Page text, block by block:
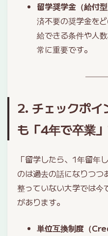
留学奨学金（給付
済不要の奨学金を
給できる条件や人
常に重要です。
2. チェックポ
も「4年で卒業
「留学したら、1年留年
のは過去の話になりつつ
整っていない大学では今
があります。
単位互換制度（